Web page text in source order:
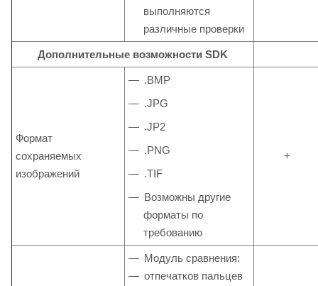
выполняются
различные проверки
Дополнительные возможности SDK
Формат
сохраняемых
изображений
.BMP
.JPG
.JP2
.PNG
.TIF
Возможны другие
форматы по
требованию
+
Модуль сравнения:
отпечатков пальцев